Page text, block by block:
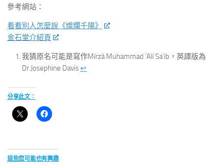
參考網站：
看看別人怎麼說《燦爛千陽》
金石堂介紹頁
我猜原名可能是寫作Mírzá Muhammad `Alí Sa’ib，英譯版為
Dr.Josephine Davis↩︎
分享此文：
這些您可能也有興趣